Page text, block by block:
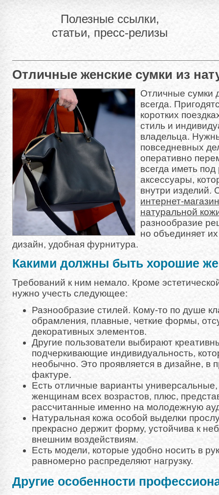
Полезные ссылки,
статьи, пресс-релизы
Отличные женские сумки из
Отличные сумки
всегда.
коротких
стиль и
владельца.
повседневных
оперативно
всегда иметь
аксессуары,
внутри изделий.
интернет-
натуральной
разнообразие
но объединяет
дизайн, удобная фурнитура.
Какими должны быть хорошие
Требований к ним немало. Кроме
нужно учесть следующее:
Разнообразие стилей. Кому-то по душе
обрамления, плавные, четкие формы,
декоративных элементов.
Другие пользователи выбирают
подчеркивающие индивидуальность,
необычно. Это проявляется в дизайне, в
фактуре.
Есть отличные варианты
женщинам всех возрастов, плюс,
рассчитанные именно на молодежную
Натуральная кожа особой выделки
прекрасно держит форму, устойчива к
внешним воздействиям.
Есть модели, которые удобно носить в
равномерно распределяют нагрузку.
Другие особенности